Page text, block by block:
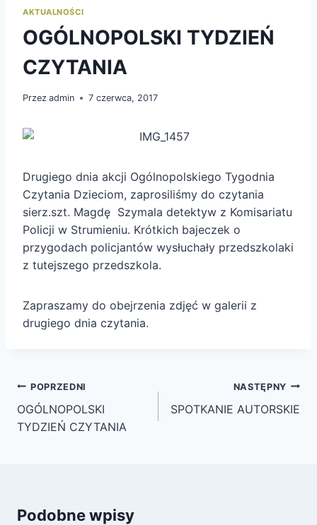
AKTUALNOŚCI
OGÓLNOPOLSKI TYDZIEŃ
CZYTANIA
Przez admin 7 czerwca, 2017
Drugiego dnia akcji Ogólnopolskiego Tygodnia
Czytania Dzieciom, zaprosiliśmy do czytania
sierz.szt. Magdę Szymala detektyw z Komisariatu
Policji w Strumieniu. Krótkich bajeczek o
przygodach policjantów wysłuchały przedszkolaki
z tutejszego przedszkola.
Zapraszamy do obejrzenia zdjęć w galerii z
drugiego dnia czytania.
Nawigacja
wpisu
POPRZEDNI
OGÓLNOPOLSKI
TYDZIEŃ CZYTANIA
NASTĘPNY
SPOTKANIE AUTORSKIE
Podobne wpisy